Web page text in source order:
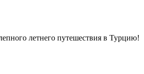
летнего путешествия в Турцию!